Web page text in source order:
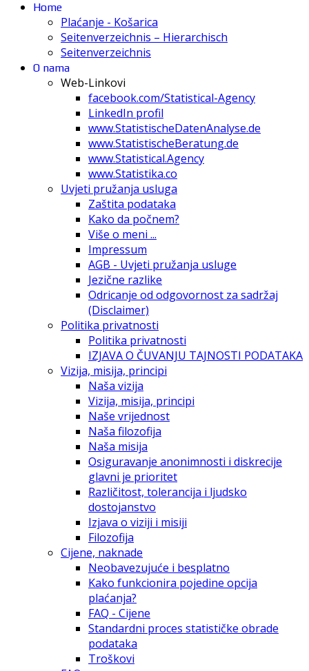
Home
Plaćanje - Košarica
Seitenverzeichnis – Hierarchisch
Seitenverzeichnis
O nama
Web-Linkovi
facebook.com/Statistical-Agency
LinkedIn profil
www.StatistischeDatenAnalyse.de
www.StatistischeBeratung.de
www.Statistical.Agency
www.Statistika.co
Uvjeti pružanja usluga
Zaštita podataka
Kako da počnem?
Više o meni ...
Impressum
AGB - Uvjeti pružanja usluge
Jezične razlike
Odricanje od odgovornost za sadržaj
(Disclaimer)
Politika privatnosti
Politika privatnosti
IZJAVA O ČUVANJU TAJNOSTI PODATAKA
Vizija, misija, principi
Naša vizija
Vizija, misija, principi
Naše vrijednost
Naša filozofija
Naša misija
Osiguravanje anonimnosti i diskrecije
glavni je prioritet
Različitost, tolerancija i ljudsko
dostojanstvo
Izjava o viziji i misiji
Filozofija
Cijene, naknade
Neobavezujuće i besplatno
Kako funkcionira pojedine opcija
plaćanja?
FAQ - Cijene
Standardni proces statističke obrade
podataka
Troškovi